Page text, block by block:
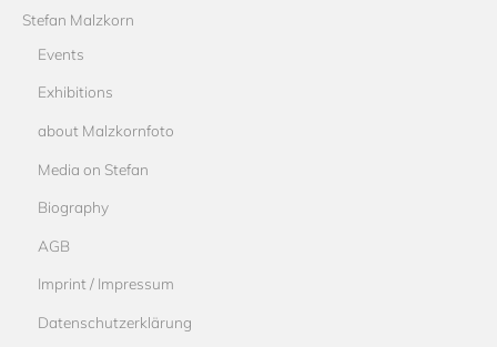
Stefan Malzkorn
Events
Exhibitions
about Malzkornfoto
Media on Stefan
Biography
AGB
Imprint / Impressum
Datenschutzerklärung